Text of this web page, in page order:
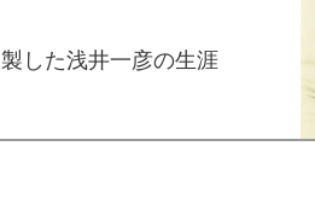
した浅井一彦の生涯